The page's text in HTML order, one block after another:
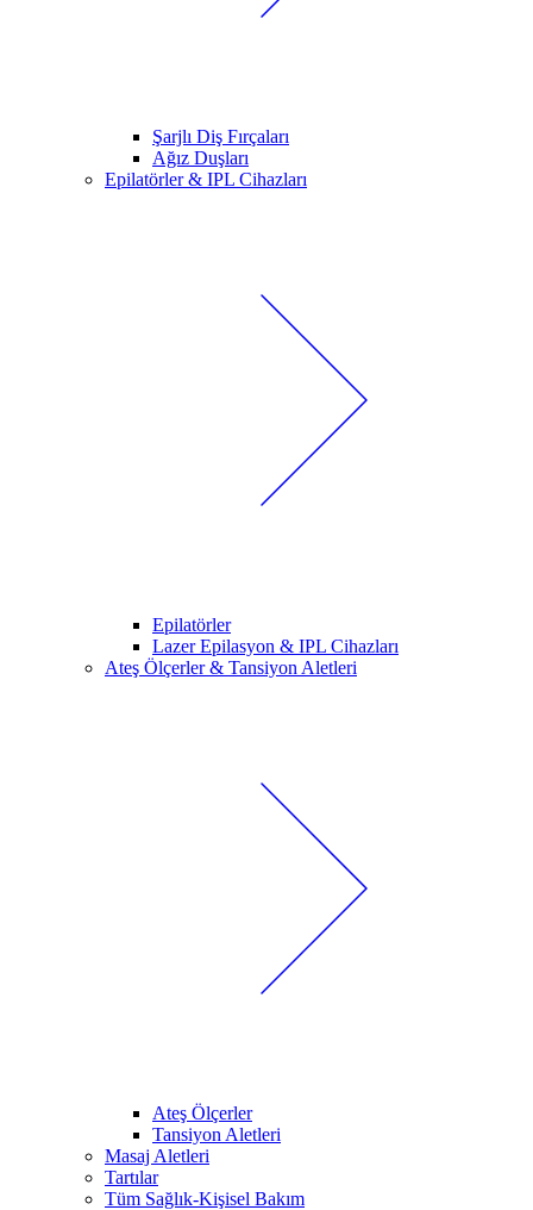
Şarjlı Diş Fırçaları
Ağız Duşları
Epilatörler & IPL Cihazları
Epilatörler
Lazer Epilasyon & IPL Cihazları
Ateş Ölçerler & Tansiyon Aletleri
Ateş Ölçerler
Tansiyon Aletleri
Masaj Aletleri
Tartılar
Tüm Sağlık-Kişisel Bakım